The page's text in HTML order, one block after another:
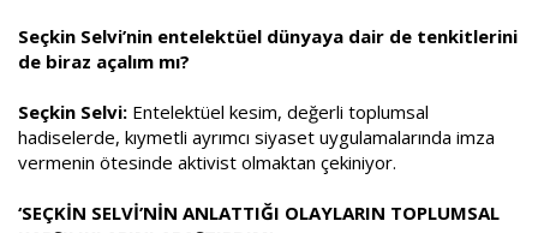
Seçkin Selvi’nin entelektüel dünyaya dair de tenkitlerini
de biraz açalım mı?
Seçkin Selvi: Entelektüel kesim, değerli toplumsal
hadiselerde, kıymetli ayrımcı siyaset uygulamalarında imza
vermenin ötesinde aktivist olmaktan çekiniyor.
‘SEÇKİN SELVİ’NİN ANLATTIĞI OLAYLARIN TOPLUMSAL